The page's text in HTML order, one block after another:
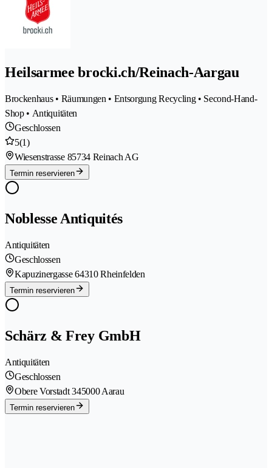
Heilsarmee brocki.ch/Reinach-Aargau
Brockenhaus • Räumungen • Entsorgung Recycling • Second-Hand-
Shop • Antiquitäten
Geschlossen
5(1)
Wiesenstrasse 85734 Reinach AG
Termin reservieren
Noblesse Antiquités
Antiquitäten
Geschlossen
Kapuzinergasse 64310 Rheinfelden
Termin reservieren
Schärz & Frey GmbH
Antiquitäten
Geschlossen
Obere Vorstadt 345000 Aarau
Termin reservieren